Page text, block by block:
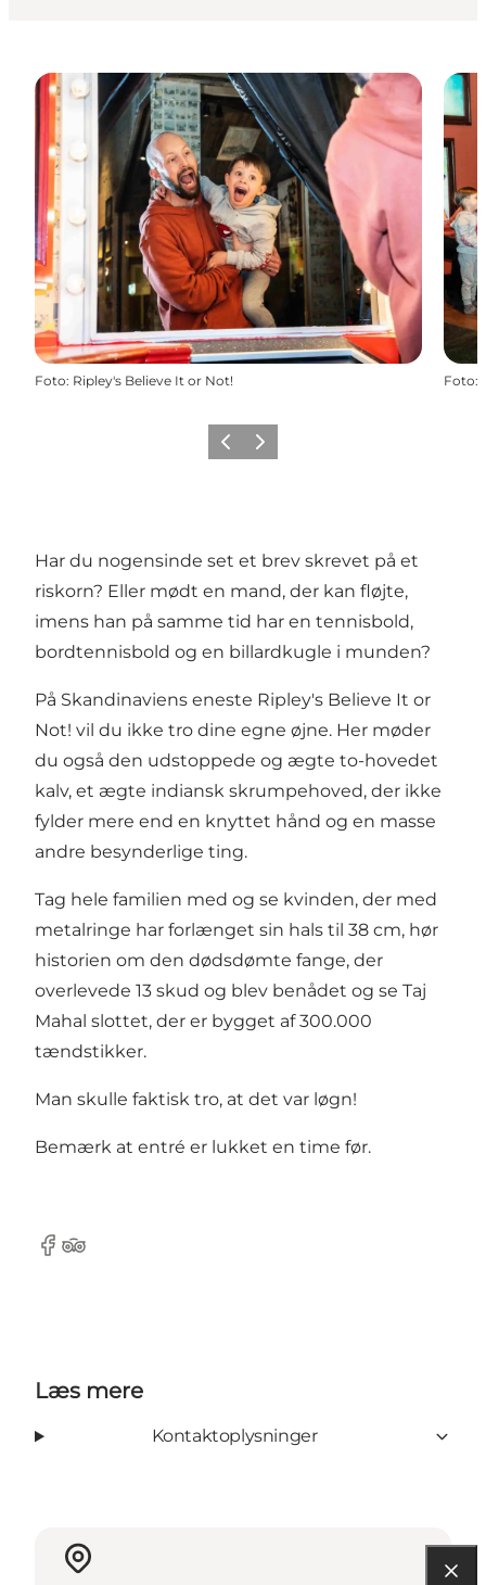
Foto: Ripley's Believe It or Not! Foto:
ForrigeNæste
Har du nogensinde set et brev skrevet på et
riskorn? Eller mødt en mand, der kan fløjte,
imens han på samme tid har en tennisbold,
bordtennisbold og en billardkugle i munden?
På Skandinaviens eneste Ripley's Believe It or
Not! vil du ikke tro dine egne øjne. Her møder
du også den udstoppede og ægte to-hovedet
kalv, et ægte indiansk skrumpehoved, der ikke
fylder mere end en knyttet hånd og en masse
andre besynderlige ting.
Tag hele familien med og se kvinden, der med
metalringe har forlænget sin hals til 38 cm, hør
historien om den dødsdømte fange, der
overlevede 13 skud og blev benådet og se Taj
Mahal slottet, der er bygget af 300.000
tændstikker.
Man skulle faktisk tro, at det var løgn!
Bemærk at entré er lukket en time før.
Facebook
Tripadvisor
Læs mere
Kontaktoplysninger